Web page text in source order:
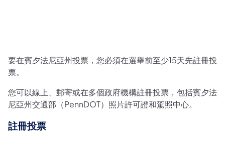
要在賓夕法尼亞州投票，您必須在選舉前至少15天先註冊投
票。
您可以線上、郵寄或在多個政府機構註冊投票，包括賓夕法
尼亞州交通部（PennDOT）照片許可證和駕照中心。
註冊投票